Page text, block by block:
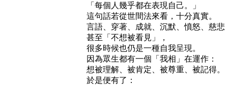
「每個人幾乎都在表現自己。」
這句話若從世間法來看，十分真實。
言語、穿著、成就、沉默、憤怒、慈悲
甚至「不想被看見」，
很多時候也仍是一種自我呈現。
因為眾生都有一個「我相」在運作：
想被理解、被肯定、被尊重、被記得。
於是便有了：